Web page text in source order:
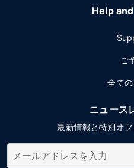
Help
ご
全ての
ニュース
最新情報と特別オ